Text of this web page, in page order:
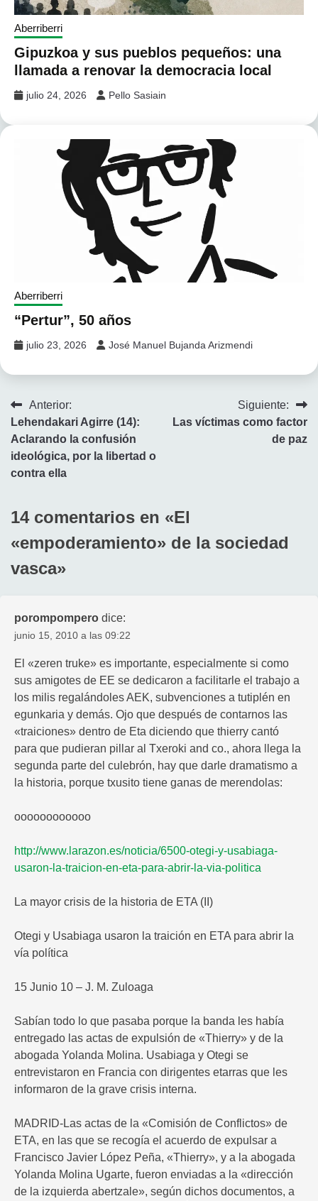
Aberriberri
Gipuzkoa y sus pueblos pequeños: una
llamada a renovar la democracia local
julio 24, 2026 Pello Sasiain
Aberriberri
“Pertur”, 50 años
julio 23, 2026 José Manuel Bujanda Arizmendi
Navegación
de
entradas
Anterior:
Lehendakari Agirre (14):
Aclarando la confusión
ideológica, por la libertad o
contra ella
Siguiente:
Las víctimas como factor
de paz
14 comentarios en «El
«empoderamiento» de la sociedad
vasca»
porompompero dice:
junio 15, 2010 a las 09:22
El «zeren truke» es importante, especialmente si como
sus amigotes de EE se dedicaron a facilitarle el trabajo a
los milis regalándoles AEK, subvenciones a tutiplén en
egunkaria y demás. Ojo que después de contarnos las
«traiciones» dentro de Eta diciendo que thierry cantó
para que pudieran pillar al Txeroki and co., ahora llega la
segunda parte del culebrón, hay que darle dramatismo a
la historia, porque txusito tiene ganas de merendolas:
oooooooooooo
http://www.larazon.es/noticia/6500-otegi-y-usabiaga-
usaron-la-traicion-en-eta-para-abrir-la-via-politica
La mayor crisis de la historia de ETA (II)
Otegi y Usabiaga usaron la traición en ETA para abrir la
vía política
15 Junio 10 – J. M. Zuloaga
Sabían todo lo que pasaba porque la banda les había
entregado las actas de expulsión de «Thierry» y de la
abogada Yolanda Molina. Usabiaga y Otegi se
entrevistaron en Francia con dirigentes etarras que les
informaron de la grave crisis interna.
MADRID-Las actas de la «Comisión de Conflictos» de
ETA, en las que se recogía el acuerdo de expulsar a
Francisco Javier López Peña, «Thierry», y a la abogada
Yolanda Molina Ugarte, fueron enviadas a la «dirección
de la izquierda abertzale», según dichos documentos, a